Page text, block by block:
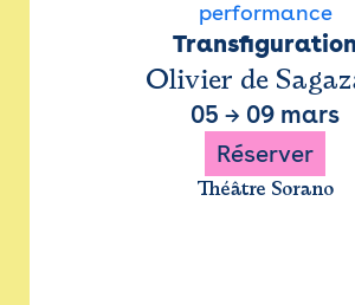
performance
Transfiguration
Olivier de
05 → 09 mars
Réserver
Théâtre Sorano